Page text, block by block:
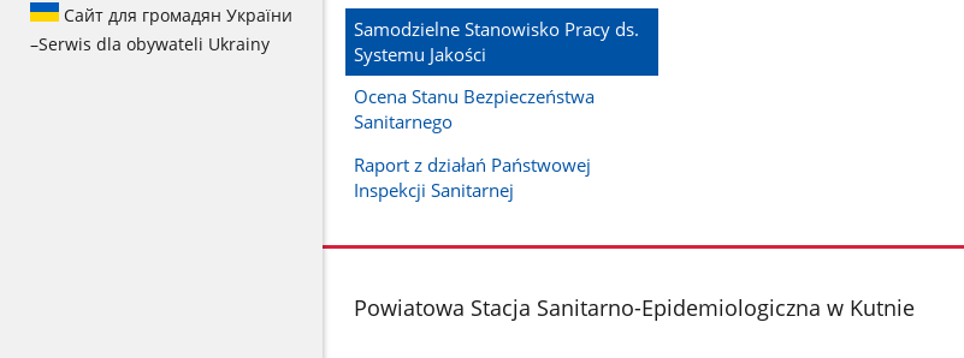
Сайт для громадян України
–Serwis dla obywateli Ukrainy
Samodzielne Stanowisko Pracy ds.
Systemu Jakości
Ocena Stanu Bezpieczeństwa
Sanitarnego
Raport z działań Państwowej
Inspekcji Sanitarnej
stopka
Powiatowa Stacja Sanitarno-Epidemiologiczna w Kutnie